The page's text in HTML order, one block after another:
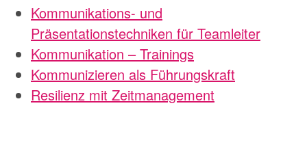
Kommunikations- und
Präsentationstechniken für Teamleiter
Kommunikation – Trainings
Kommunizieren als Führungskraft
Resilienz mit Zeitmanagement